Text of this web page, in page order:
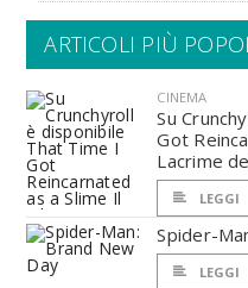
ARTICOLI PIÙ
CINEMA
Su
Got
Lacrime
LEGGI
Spider-
LEGGI